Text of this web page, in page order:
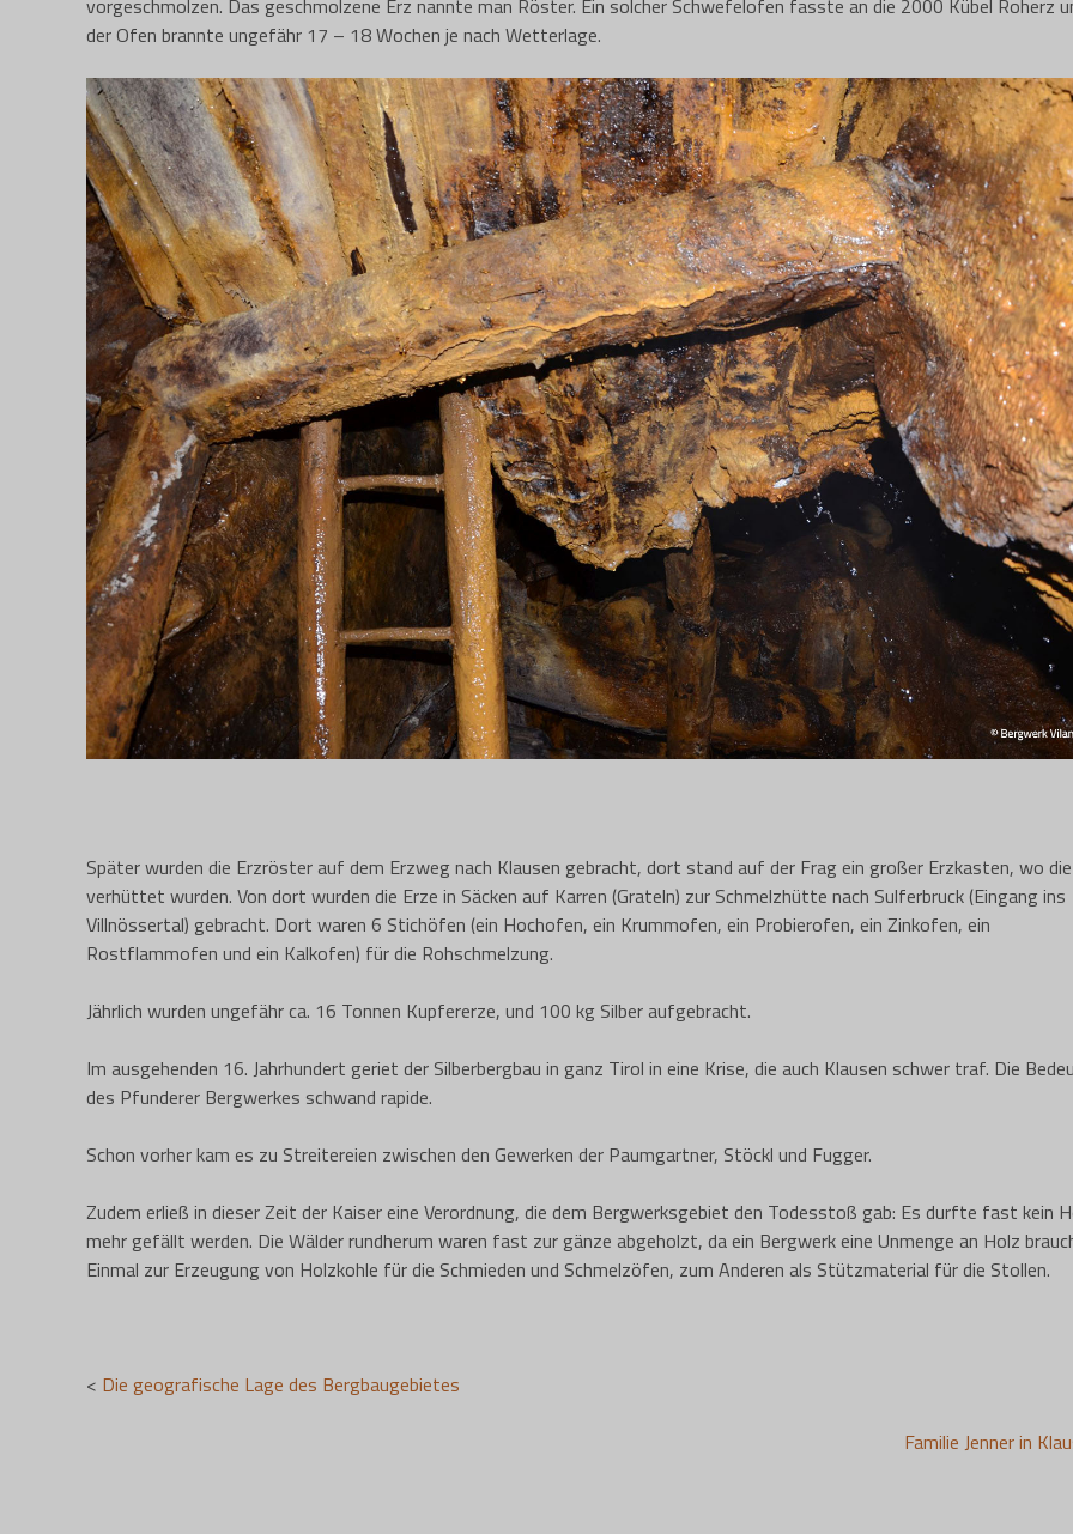
der Ofen brannte ungefähr 17 – 18 Wochen je nach Wetterlage.
Später wurden die Erzröster auf dem Erzweg nach Klausen gebracht, dort stand auf der Frag ein großer Erzkasten, wo
verhüttet wurden. Von dort wurden die Erze in Säcken auf Karren (Grateln) zur Schmelzhütte nach Sulferbruck (Eingang ins
Villnössertal) gebracht. Dort waren 6 Stichöfen (ein Hochofen, ein Krummofen, ein Probierofen, ein Zinkofen, ein
Rostflammofen und ein Kalkofen) für die Rohschmelzung.
Jährlich wurden ungefähr ca. 16 Tonnen Kupfererze, und 100 kg Silber aufgebracht.
Im ausgehenden 16. Jahrhundert geriet der Silberbergbau in ganz Tirol in eine Krise, die auch Klausen schwer traf. Die
des Pfunderer Bergwerkes schwand rapide.
Schon vorher kam es zu Streitereien zwischen den Gewerken der Paumgartner, Stöckl und Fugger.
Zudem erließ in dieser Zeit der Kaiser eine Verordnung, die dem Bergwerksgebiet den Todesstoß gab: Es durfte fast kein
mehr gefällt werden. Die Wälder rundherum waren fast zur gänze abgeholzt, da ein Bergwerk eine Unmenge an Holz
Einmal zur Erzeugung von Holzkohle für die Schmieden und Schmelzöfen, zum Anderen als Stützmaterial für die Stollen.
< Die geografische Lage des Bergbaugebietes
Familie Jenner in